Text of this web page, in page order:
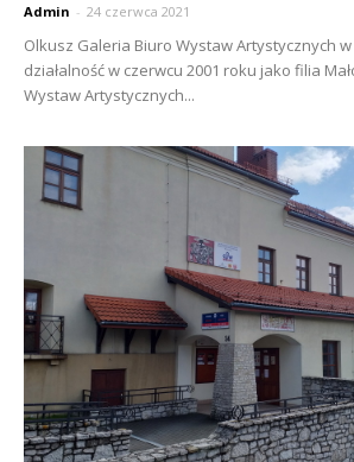
Admin - 24 czerwca 2021
Olkusz Galeria Biuro Wystaw Artystycznych
działalność w czerwcu 2001 roku jako filia
Wystaw Artystycznych...